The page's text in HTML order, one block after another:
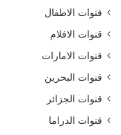
قنوات الاطفال
قنوات الافلام
قنوات الامارات
قنوات البحرين
قنوات الجزائر
قنوات الدراما